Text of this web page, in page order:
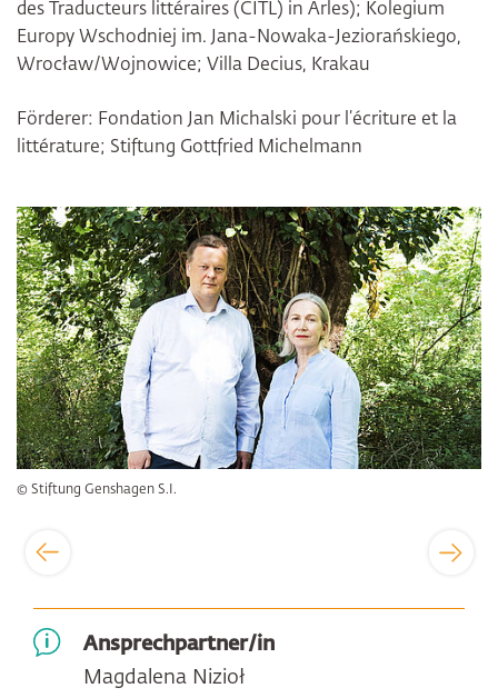
des Traducteurs littéraires (CITL) in Arles); Kolegium
Europy Wschodniej im. Jana-Nowaka-Jeziorańskiego,
Wrocław/Wojnowice; Villa Decius, Krakau
Förderer: Fondation Jan Michalski pour l’écriture et la
littérature; Stiftung Gottfried Michelmann
Bildergalerie überspringen
© Stiftung Genshagen S.I.
Ansprechpartner/in
Magdalena Nizioł